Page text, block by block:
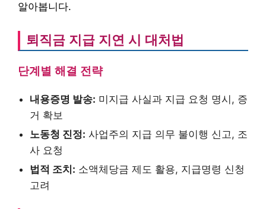
알아봅니다.
퇴직금 지급 지연 시 대처법
단계별 해결 전략
내용증명 발송: 미지급 사실과 지급 요청 명시, 증
거 확보
노동청 진정: 사업주의 지급 의무 불이행 신고, 조
사 요청
법적 조치: 소액체당금 제도 활용, 지급명령 신청
고려